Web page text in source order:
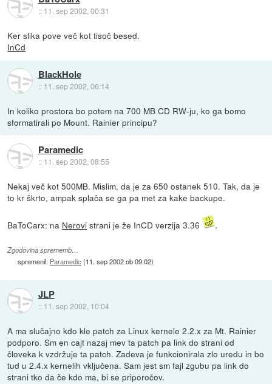
:: 11. sep 2002, 00:31
Ker slika pove več kot tisoč besed.
InCd
BlackHole
:: 11. sep 2002, 06:14
In koliko prostora bo potem na 700 MB CD RW-ju, ko ga bomo
sformatirali po Mount. Rainier principu?
Paramedic
:: 11. sep 2002, 08:55
Nekaj več kot 500MB. Mislim, da je za 650 ostanek 510. Tak, da je
to kr škrto, ampak splača se ga pa met za kake backupe.
BaToCarx: na Nerovi strani je že InCD verzija 3.36 .
Zgodovina sprememb…
spremenil: Paramedic (11. sep 2002 ob 09:02)
JLP
:: 11. sep 2002, 10:04
A ma slučajno kdo kle patch za Linux kernele 2.2.x za Mt. Rainier
podporo. Sm en cajt nazaj mev ta patch pa link do strani od
človeka k vzdržuje ta patch. Zadeva je funkcionirala zlo uredu in bo
tud u 2.4.x kernelih vključena. Sam jest sm fajl zgubu pa link do
strani tko da če kdo ma, bi se priporočov.